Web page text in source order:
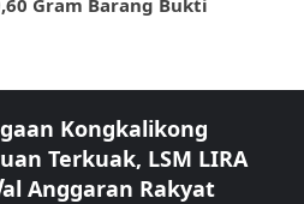
Kongkalikong
Terkuak, LSM LIRA
Anggaran Rakyat